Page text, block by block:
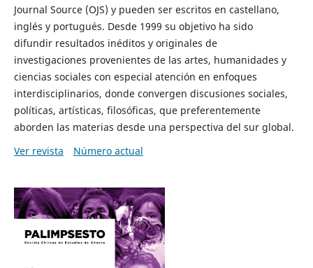
Journal Source (OJS) y pueden ser escritos en castellano,
inglés y portugués. Desde 1999 su objetivo ha sido
difundir resultados inéditos y originales de
investigaciones provenientes de las artes, humanidades y
ciencias sociales con especial atención en enfoques
interdisciplinarios, donde convergen discusiones sociales,
políticas, artísticas, filosóficas, que preferentemente
aborden las materias desde una perspectiva del sur global.
Ver revista
Número actual